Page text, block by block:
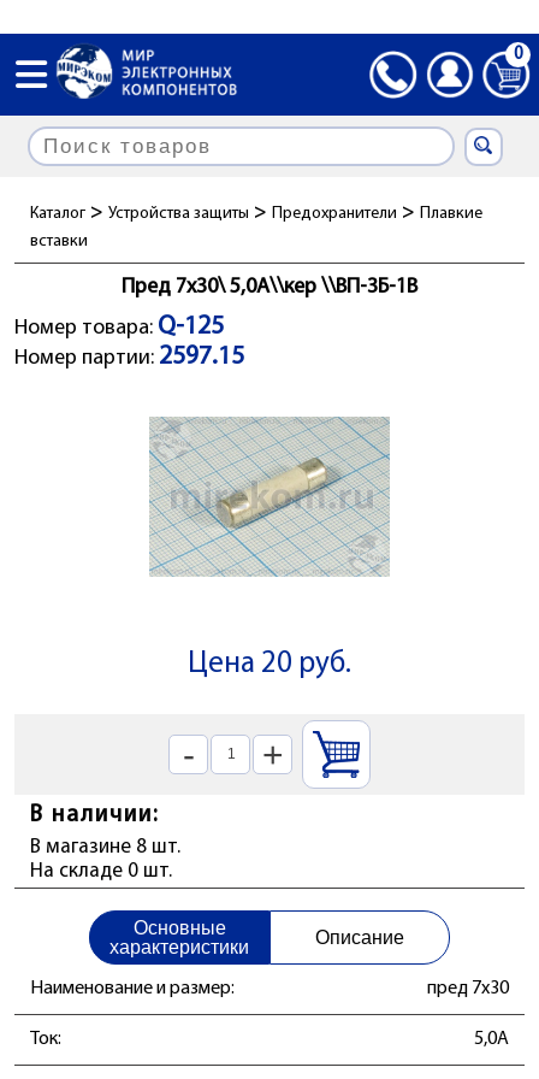
0
Каталог > Устройства защиты > Предохранители > Плавкие
вставки
Пред 7x30\ 5,0А\\кер \\ВП-3Б-1В
Номер товара: Q-125
Номер партии: 2597.15
Цена 20 руб.
- +
В наличии:
В магазине 8 шт.
На складе 0 шт.
Основные
характеристики
Описание
Наименование и размер: пред 7x30
Ток: 5,0А